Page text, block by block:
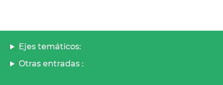
Ejes temáticos:
Otras entradas :